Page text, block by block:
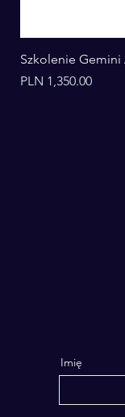
Szkolenie Gemini
Price
PLN 1,350.00
Imię